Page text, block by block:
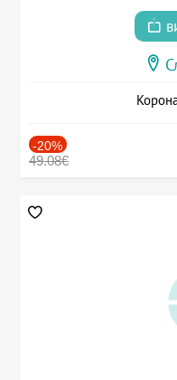
-20%
49.08€